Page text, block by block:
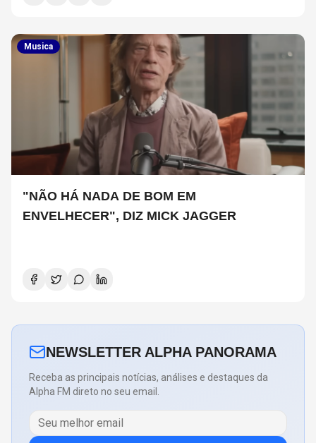
Musica
"NÃO HÁ NADA DE BOM EM
ENVELHECER", DIZ MICK JAGGER
NEWSLETTER ALPHA PANORAMA
Receba as principais notícias, análises e destaques da
Alpha FM direto no seu email.